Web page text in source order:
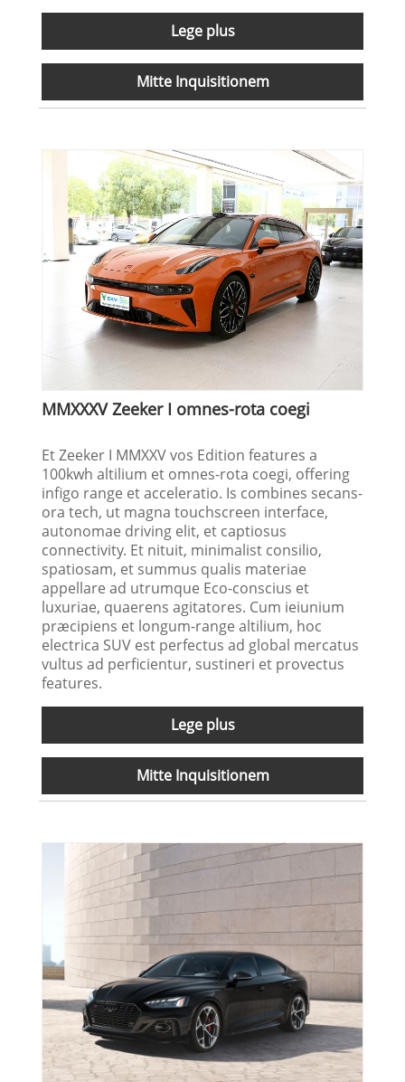
Lege plus
Mitte Inquisitionem
MMXXXV Zeeker I omnes-rota coegi
Et Zeeker I MMXXV vos Edition features a
100kwh altilium et omnes-rota coegi, offering
infigo range et acceleratio. Is combines secans-
ora tech, ut magna touchscreen interface,
autonomae driving elit, et captiosus
connectivity. Et nituit, minimalist consilio,
spatiosam, et summus qualis materiae
appellare ad utrumque Eco-conscius et
luxuriae, quaerens agitatores. Cum ieiunium
præcipiens et longum-range altilium, hoc
electrica SUV est perfectus ad global mercatus
vultus ad perficientur, sustineri et provectus
features.
Lege plus
Mitte Inquisitionem